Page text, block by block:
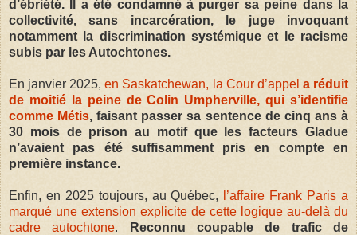
d’ébriété. Il a été condamné à purger sa peine dans la
collectivité, sans incarcération, le juge invoquant
notamment la discrimination systémique et le racisme
subis par les Autochtones.
En janvier 2025,en Saskatchewan, la Cour d’appel a réduit
de moitié la peine de Colin Umpherville, qui s’identifie
comme Métis, faisant passer sa sentence de cinq ans à
30 mois de prison au motif que les facteurs Gladue
n’avaient pas été suffisamment pris en compte en
première instance.
Enfin, en 2025 toujours, au Québec, l’affaire Frank Paris a
marqué une extension explicite de cette logique au-delà du
cadre autochtone.
Reconnu coupable de trafic de